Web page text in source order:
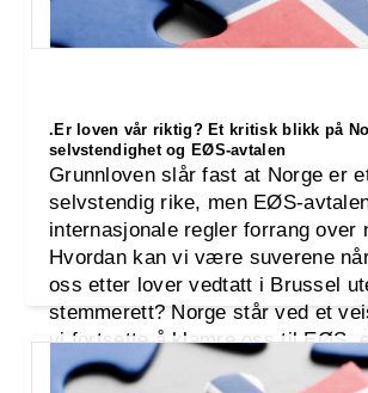
.Er loven vår riktig? Et kritisk blikk på
selvstendighet og EØS-avtalen
Grunnloven slår fast at Norge er
selvstendig rike, men EØS-
internasjonale regler forrang over
Hvordan kan vi være suverene
oss etter lover vedtatt i Brussel
stemmerett? Norge står ved et
vi fortsette å klamre oss til EØS,
gjenopprette vår fulle